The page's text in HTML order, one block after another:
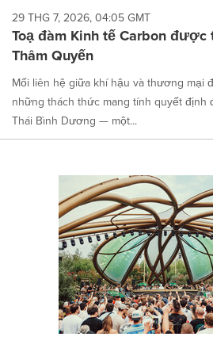
29 THG 7, 2026, 04:05 GMT
Toạ đàm Kinh tế Carbon
Thâm Quyến
Mối liên hệ giữa khí hậu và thương mại
những thách thức mang tính quyết định
Thái Bình Dương — một...